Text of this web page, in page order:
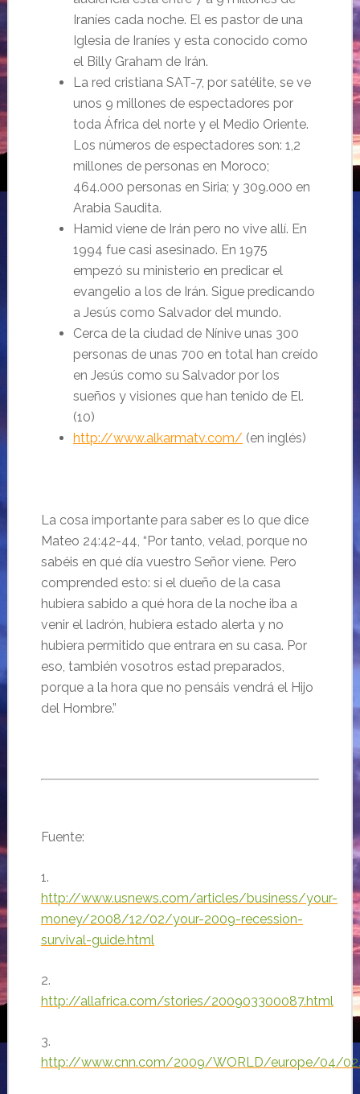
Iraníes cada noche. El es pastor de una
Iglesia de Iraníes y esta conocido como
el Billy Graham de Irán.
La red cristiana SAT-7, por satélite, se ve
unos 9 millones de espectadores por
toda África del norte y el Medio Oriente.
Los números de espectadores son: 1,2
millones de personas en Moroco;
464.000 personas en Siria; y 309.000 en
Arabia Saudita.
Hamid viene de Irán pero no vive allí. En
1994 fue casi asesinado. En 1975
empezó su ministerio en predicar el
evangelio a los de Irán. Sigue predicando
a Jesús como Salvador del mundo.
Cerca de la ciudad de Nínive unas 300
personas de unas 700 en total han creído
en Jesús como su Salvador por los
sueños y visiones que han tenido de El.
(10)
http://www.alkarmatv.com/ (en inglés)
La cosa importante para saber es lo que dice
Mateo 24:42-44, “Por tanto, velad, porque no
sabéis en qué día vuestro Señor viene. Pero
comprended esto: si el dueño de la casa
hubiera sabido a qué hora de la noche iba a
venir el ladrón, hubiera estado alerta y no
hubiera permitido que entrara en su casa. Por
eso, también vosotros estad preparados,
porque a la hora que no pensáis vendrá el Hijo
del Hombre.”
Fuente:
1.
http://www.usnews.com/articles/business/your-
money/2008/12/02/your-2009-recession-
survival-guide.html
2.
http://allafrica.com/stories/200903300087.html
3.
http://www.cnn.com/2009/WORLD/europe/04/